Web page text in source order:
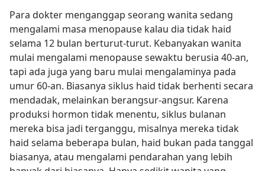
Para dokter menganggap seorang wanita sedang
mengalami masa menopause kalau dia tidak haid
selama 12 bulan berturut-turut. Kebanyakan wanita
mulai mengalami menopause sewaktu berusia 40-an,
tapi ada juga yang baru mulai mengalaminya pada
umur 60-an. Biasanya siklus haid tidak berhenti secara
mendadak, melainkan berangsur-angsur. Karena
produksi hormon tidak menentu, siklus bulanan
mereka bisa jadi terganggu, misalnya mereka tidak
haid selama beberapa bulan, haid bukan pada tanggal
biasanya, atau mengalami pendarahan yang lebih